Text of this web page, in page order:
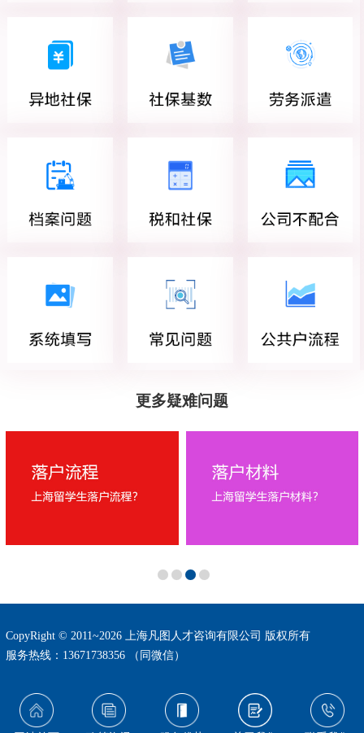
更多疑难问题
CopyRight © 2011~2026 上海凡图人才咨询有限公司 版权所有
服务热线：13671738356 （同微信）